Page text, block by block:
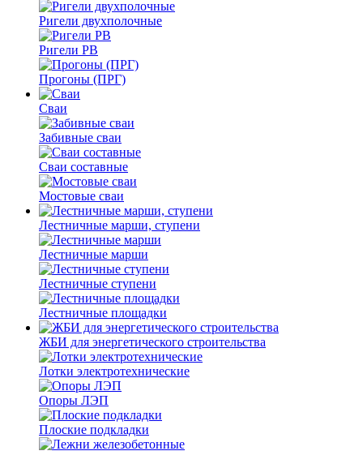
Ригели двухполочные
Ригели РВ
Прогоны (ПРГ)
Сваи
Забивные сваи
Сваи составные
Мостовые сваи
Лестничные марши, ступени
Лестничные марши
Лестничные ступени
Лестничные площадки
ЖБИ для энергетического строительства
Лотки электротехнические
Опоры ЛЭП
Плоские подкладки